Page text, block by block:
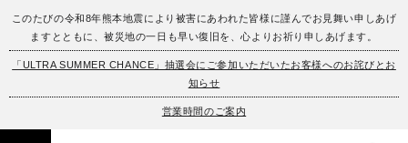
このたびの令和8年熊本地震により被害にあわれた皆様に謹んでお見舞い申しあげ
ますとともに、被災地の一日も早い復旧を、心よりお祈り申しあげます。
「ULTRA SUMMER CHANCE」抽選会にご参加いただいたお客様へのお詫びとお
知らせ
営業時間のご案内
フロアガイド
施設案内・アクセス
ENGLISH
繁体字